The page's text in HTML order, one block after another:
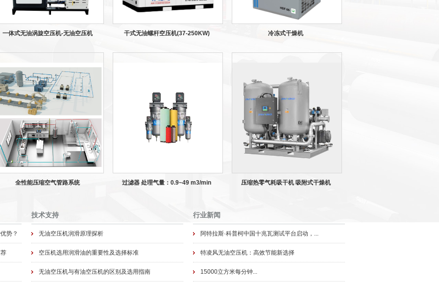
一体式无油涡旋空压机-无油空压机 干式无油螺杆空压机(37-250KW) 冷冻式干燥机
全性能压缩空气管路系统 过滤器 处理气量：0.9~49 m3/min 压缩热零气耗吸干机 吸附式干燥机
势？
技术支持
无油空压机润滑原理探析
空压机选用润滑油的重要性及选择标准
无油空压机与有油空压机的区别及选用指南
行业新闻
阿特拉斯·科普柯中国十兆瓦测试平台启动，...
特凌风无油空压机：高效节能新选择
15000立方米每分钟...